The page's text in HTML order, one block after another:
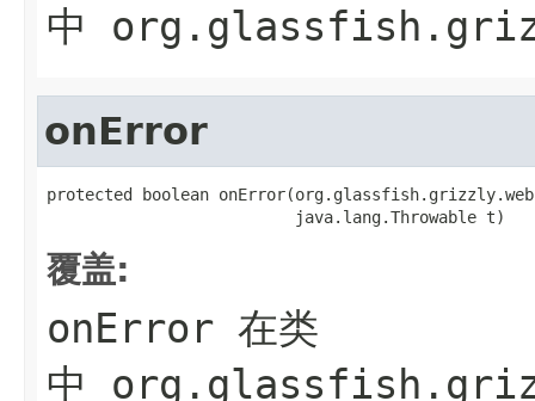
中
onError
protected boolean
                          java.lang.Throwable t)
覆盖:
onError 在类
中